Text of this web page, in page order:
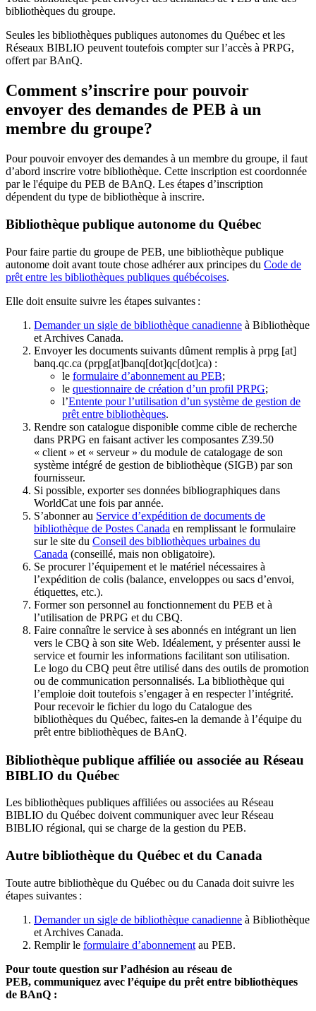
bibliothèques du groupe.
Seules les bibliothèques publiques autonomes du Québec et les
Réseaux BIBLIO peuvent toutefois compter sur l’accès à PRPG,
offert par BAnQ.
Comment s’inscrire pour pouvoir
envoyer des demandes de PEB à un
membre du groupe?
Pour pouvoir envoyer des demandes à un membre du groupe, il faut
d’abord inscrire votre bibliothèque. Cette inscription est coordonnée
par le l'équipe du PEB de BAnQ. Les étapes d’inscription
dépendent du type de bibliothèque à inscrire.
Bibliothèque publique autonome du Québec
Pour faire partie du groupe de PEB, une bibliothèque publique
autonome doit avant toute chose adhérer aux principes du Code de
prêt entre les bibliothèques publiques québécoises.
Elle doit ensuite suivre les étapes suivantes :
Demander un sigle de bibliothèque canadienne à Bibliothèque
et Archives Canada.
Envoyer les documents suivants dûment remplis à prpg [at]
banq.qc.ca (prpg[at]banq[dot]qc[dot]ca) :
le formulaire d’abonnement au PEB;
le questionnaire de création d’un profil PRPG;
l’Entente pour l’utilisation d’un système de gestion de
prêt entre bibliothèques.
Rendre son catalogue disponible comme cible de recherche
dans PRPG en faisant activer les composantes Z39.50
« client » et « serveur » du module de catalogage de son
système intégré de gestion de bibliothèque (SIGB) par son
fournisseur.
Si possible, exporter ses données bibliographiques dans
WorldCat une fois par année.
S’abonner au Service d’expédition de documents de
bibliothèque de Postes Canada en remplissant le formulaire
sur le site du Conseil des bibliothèques urbaines du
Canada (conseillé, mais non obligatoire).
Se procurer l’équipement et le matériel nécessaires à
l’expédition de colis (balance, enveloppes ou sacs d’envoi,
étiquettes, etc.).
Former son personnel au fonctionnement du PEB et à
l’utilisation de PRPG et du CBQ.
Faire connaître le service à ses abonnés en intégrant un lien
vers le CBQ à son site Web. Idéalement, y présenter aussi le
service et fournir les informations facilitant son utilisation.
Le logo du CBQ peut être utilisé dans des outils de promotion
ou de communication personnalisés. La bibliothèque qui
l’emploie doit toutefois s’engager à en respecter l’intégrité.
Pour recevoir le fichier du logo du Catalogue des
bibliothèques du Québec, faites-en la demande à l’équipe du
prêt entre bibliothèques de BAnQ.
Bibliothèque publique affiliée ou associée au Réseau
BIBLIO du Québec
Les bibliothèques publiques affiliées ou associées au Réseau
BIBLIO du Québec doivent communiquer avec leur Réseau
BIBLIO régional, qui se charge de la gestion du PEB.
Autre bibliothèque du Québec et du Canada
Toute autre bibliothèque du Québec ou du Canada doit suivre les
étapes suivantes :
Demander un sigle de bibliothèque canadienne à Bibliothèque
et Archives Canada.
Remplir le formulaire d’abonnement au PEB.
Pour toute question sur l’adhésion au réseau de
PEB, communiquez avec l’équipe du prêt entre bibliothèques
de BAnQ :